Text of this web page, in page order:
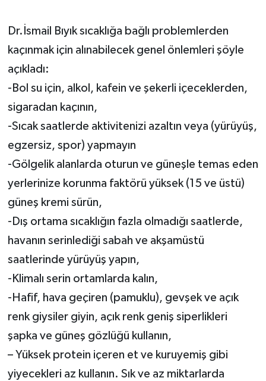
Dr.İsmail Bıyık sıcaklığa bağlı problemlerden
kaçınmak için alınabilecek genel önlemleri şöyle
açıkladı:
-Bol su için, alkol, kafein ve şekerli içeceklerden,
sigaradan kaçının,
-Sıcak saatlerde aktivitenizi azaltın veya (yürüyüş,
egzersiz, spor) yapmayın
-Gölgelik alanlarda oturun ve güneşle temas eden
yerlerinize korunma faktörü yüksek (15 ve üstü)
güneş kremi sürün,
-Dış ortama sıcaklığın fazla olmadığı saatlerde,
havanın serinlediği sabah ve akşamüstü
saatlerinde yürüyüş yapın,
-Klimalı serin ortamlarda kalın,
-Hafif, hava geçiren (pamuklu), gevşek ve açık
renk giysiler giyin, açık renk geniş siperlikleri
şapka ve güneş gözlüğü kullanın,
– Yüksek protein içeren et ve kuruyemiş gibi
yiyecekleri az kullanın. Sık ve az miktarlarda